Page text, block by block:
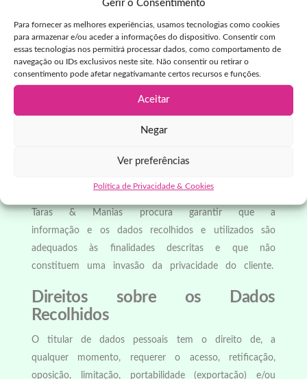
Gerir o Consentimento
Para fornecer as melhores experiências, usamos tecnologias como cookies
para armazenar e/ou aceder a informações do dispositivo. Consentir com
essas tecnologias nos permitirá processar dados, como comportamento de
navegação ou IDs exclusivos neste site. Não consentir ou retirar o
consentimento pode afetar negativamante certos recursos e funções.
Aceitar
Negar
Ver preferências
Política de Privacidade & Cookies
SMS com comunicações comerciais referentes a
ofertas, produtos ou campanhas, assim como
conteúdos temáticos.
Para efeitos de marketing, a Taras & Manias
poderá considerar e utilizar determinados dados,
As comunicações de marketing são efetuadas
Taras & Manias procura garantir que a
informação e os dados recolhidos e utilizados são
adequados às finalidades descritas e que não
constituem uma invasão da privacidade do cliente.
Direitos sobre os Dados
Recolhidos
O titular de dados pessoais tem o direito de, a
qualquer momento, requerer o acesso, retificação,
oposição, limitação, portabilidade (exportação) e/ou